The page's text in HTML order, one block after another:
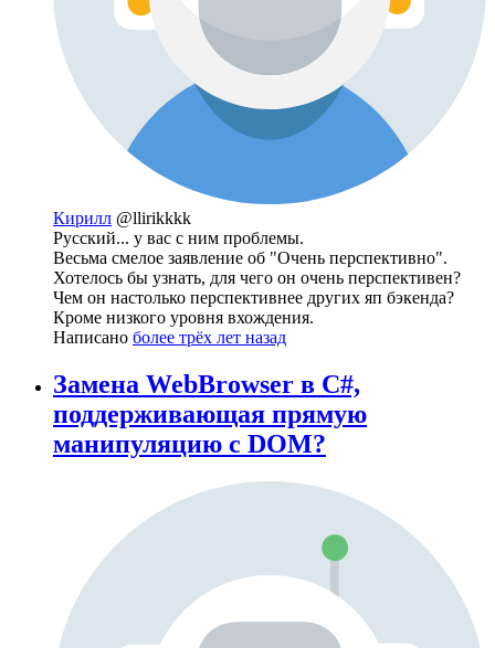
Кирилл @llirikkkk
Русский... у вас с ним проблемы.
Весьма смелое заявление об "Очень перспективно".
Хотелось бы узнать, для чего он очень перспективен?
Чем он настолько перспективнее других яп бэкенда?
Кроме низкого уровня вхождения.
Написано более трёх лет назад
Замена WebBrowser в C#,
поддерживающая прямую
манипуляцию с DOM?